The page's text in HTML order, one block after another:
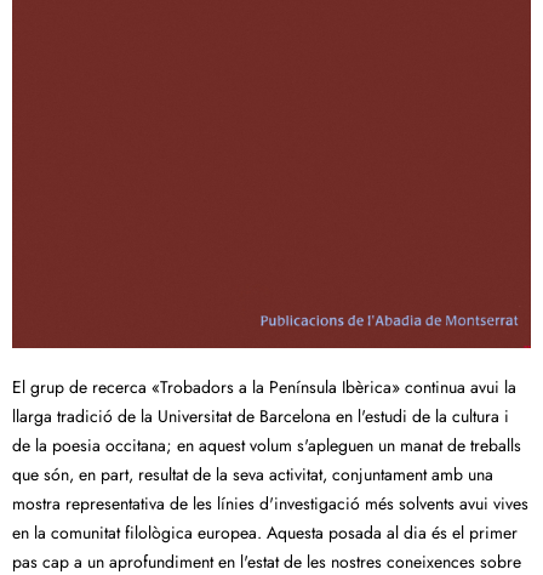
El grup de recerca «Trobadors a la Península Ibèrica» continua avui la
llarga tradició de la Universitat de Barcelona en l'estudi de la cultura i
de la poesia occitana; en aquest volum s'apleguen un manat de treballs
que són, en part, resultat de la seva activitat, conjuntament amb una
mostra representativa de les línies d'investigació més solvents avui vives
en la comunitat filològica europea. Aquesta posada al dia és el primer
pas cap a un aprofundiment en l'estat de les nostres coneixences sobre